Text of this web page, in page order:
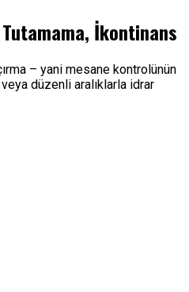
İkontinans
– yani mesane kontrolünün
düzenli aralıklarla idrar